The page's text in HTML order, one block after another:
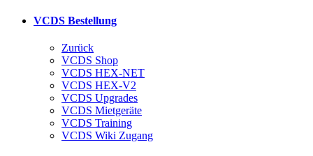
VCDS Bestellung
Zurück
VCDS Shop
VCDS HEX-NET
VCDS HEX-V2
VCDS Upgrades
VCDS Mietgeräte
VCDS Training
VCDS Wiki Zugang